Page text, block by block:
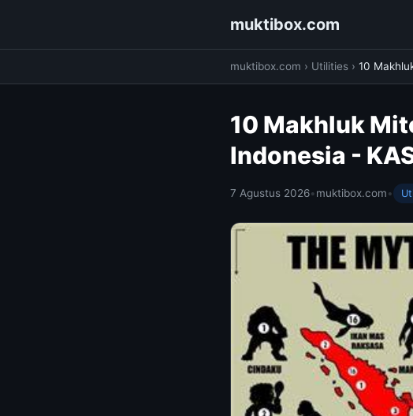
muktibox.com
muktibox.com › Utilities › 10
10 Makhluk
Indonesia -
7 Agustus 2026•muktibox.com•